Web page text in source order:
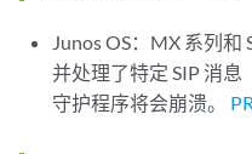
Junos OS：MX 系列和
并处理了特定 SIP 消
守护程序将会崩溃。